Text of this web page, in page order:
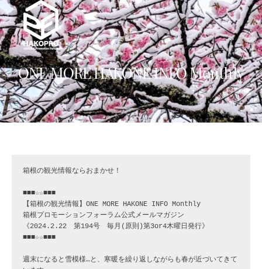
Skip
to
content
ONE MORE HAKONE INFO Monthly
箱根の観光情報ならおまかせ！
■■■☆☆■■■
【箱根の観光情報】ONE MORE HAKONE INFO Monthly
箱根プロモーションフォーラム公式メールマガジン
《2024.2.22　第194号　毎月(原則)第3or4木曜日発行》
■■■☆☆■■■
週末になると雪模様…と、寒暖を繰り返しながらも春が近づいてきて